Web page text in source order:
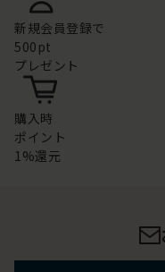
新規会員登録で
500pt
プレゼント
購入時
ポイント
1%還元